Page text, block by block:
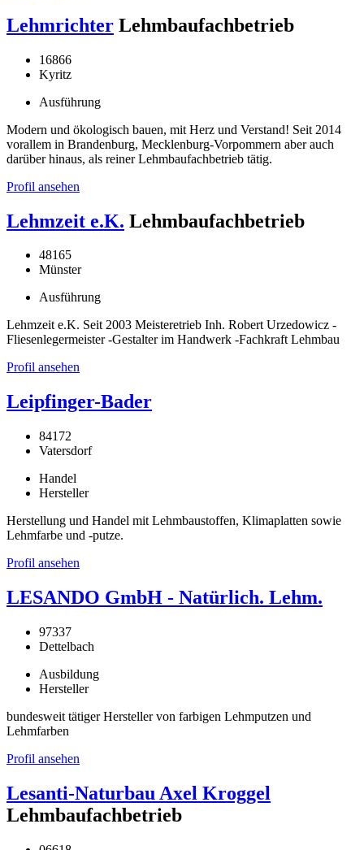
Lehmrichter Lehmbaufachbetrieb
16866
Kyritz
Ausführung
Modern und ökologisch bauen, mit Herz und Verstand! Seit 2014
vorallem in Brandenburg, Mecklenburg-Vorpommern aber auch
darüber hinaus, als reiner Lehmbaufachbetrieb tätig.
Profil ansehen
Lehmzeit e.K. Lehmbaufachbetrieb
48165
Münster
Ausführung
Lehmzeit e.K. Seit 2003 Meisteretrieb Inh. Robert Urzedowicz -
Fliesenlegermeister -Gestalter im Handwerk -Fachkraft Lehmbau
Profil ansehen
Leipfinger-Bader
84172
Vatersdorf
Handel
Hersteller
Herstellung und Handel mit Lehmbaustoffen, Klimaplatten sowie
Lehmfarbe und -putze.
Profil ansehen
LESANDO GmbH - Natürlich. Lehm.
97337
Dettelbach
Ausbildung
Hersteller
bundesweit tätiger Hersteller von farbigen Lehmputzen und
Lehmfarben
Profil ansehen
Lesanti-Naturbau Axel Kroggel
Lehmbaufachbetrieb